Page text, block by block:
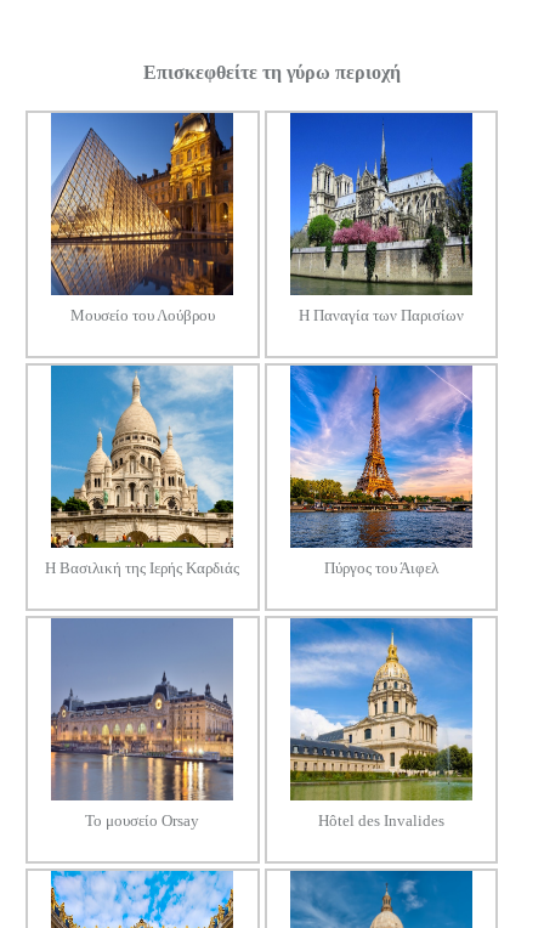
Επισκεφθείτε τη γύρω περιοχή
Μουσείο του Λούβρου Η Παναγία των Παρισίων
Η Βασιλική της Ιερής Καρδιάς Πύργος του Άιφελ
Το μουσείο Orsay Hôtel des Invalides